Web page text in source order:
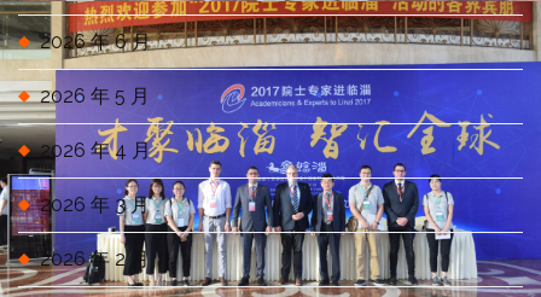
2026 年 6 月
2026 年 5 月
2026 年 4 月
2026 年 3 月
2026 年 2 月